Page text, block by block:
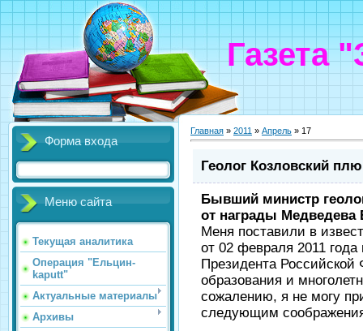
Газета
Форма входа
Меню сайта
Текущая аналитика
Операция "Ельцин-
kaputt"
Актуальные материалы
Архивы
Главная » 2011 » Апрель » 17
Геолог Козловский
Бывший министр
от награды Медведева
Меня поставили в
от 02 февраля 2011
Президента Российской
образования и
сожалению, я не могу
следующим